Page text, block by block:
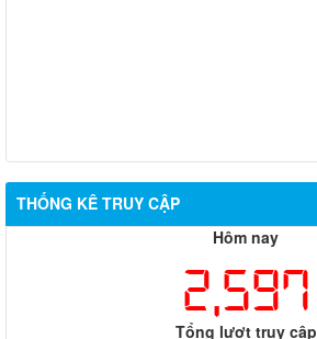
THỐNG KÊ TRUY CẬP
Hôm nay
2,597
Tổng lượt truy cập